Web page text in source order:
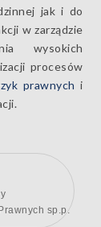
jak i do
w zarządzie
wysokich
procesów
prawnych i
sp.p.